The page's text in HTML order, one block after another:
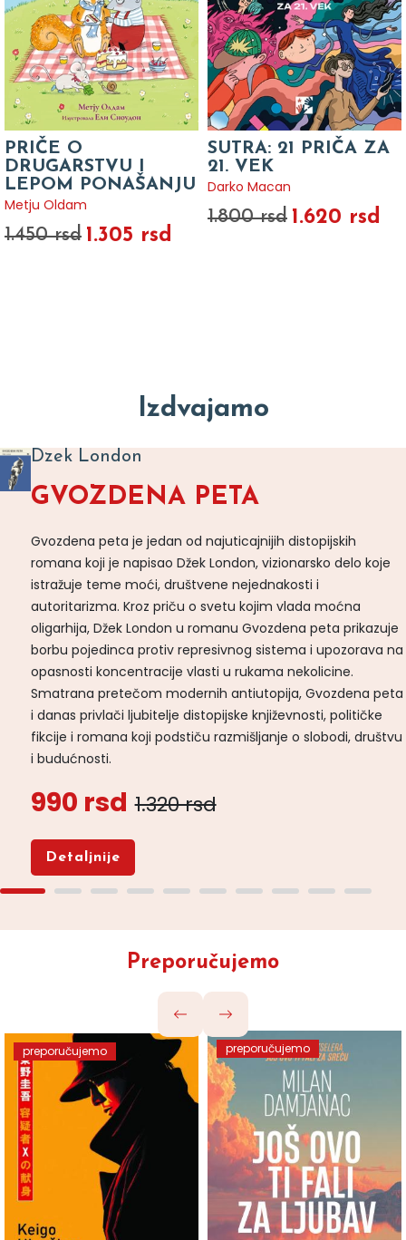
PRIČE O
DRUGARSTVU I
LEPOM PONAŠANJU
Metju Oldam
1.450 rsd 1.305 rsd
SUTRA: 21 PRIČA ZA
21. VEK
Darko Macan
1.800 rsd 1.620 rsd
Izdvajamo
Dzek London
GVOZDENA PETA
Gvozdena peta je jedan od najuticajnijih distopijskih
romana koji je napisao Džek London, vizionarsko delo koje
istražuje teme moći, društvene nejednakosti i
autoritarizma. Kroz priču o svetu kojim vlada moćna
oligarhija, Džek London u romanu Gvozdena peta prikazuje
borbu pojedinca protiv represivnog sistema i upozorava na
opasnosti koncentracije vlasti u rukama nekolicine.
Smatrana pretečom modernih antiutopija, Gvozdena peta
i danas privlači ljubitelje distopijske književnosti, političke
fikcije i romana koji podstiču razmišljanje o slobodi, društvu
i budućnosti.
990 rsd 1.320 rsd
Detaljnije
Preporučujemo
preporučujemo preporučujemo